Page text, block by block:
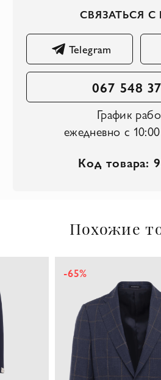
СВЯЗАТЬСЯ
Telegram
067 548
График
ежедневно с
Код товара:
Похожие
-65%